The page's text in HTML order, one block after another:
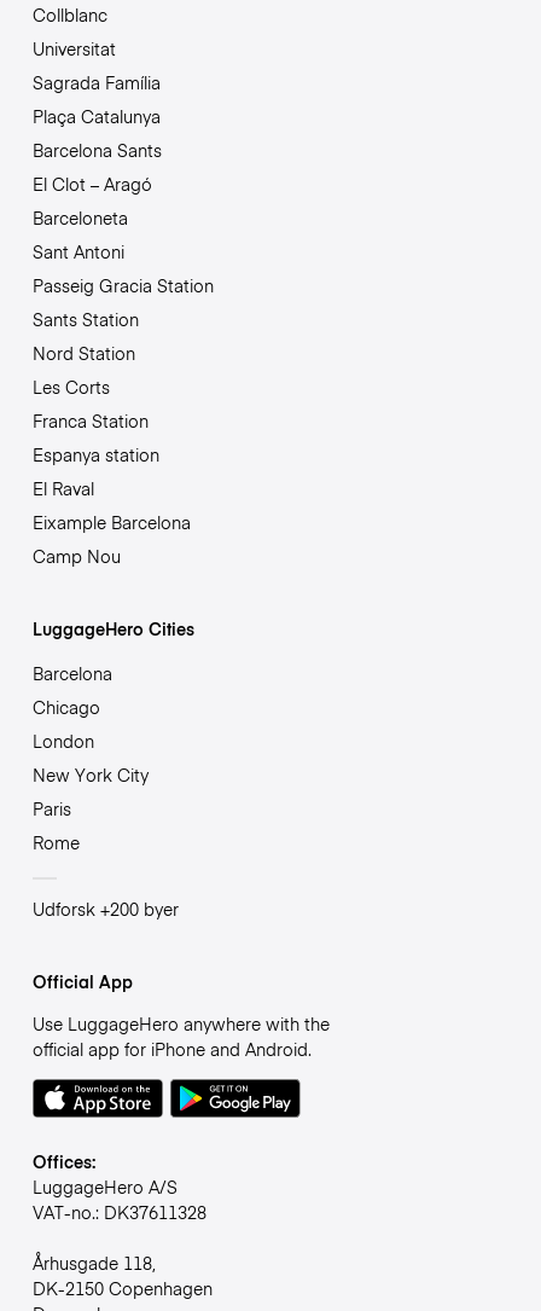
Collblanc
Universitat
Sagrada Família
Plaça Catalunya
Barcelona Sants
El Clot – Aragó
Barceloneta
Sant Antoni
Passeig Gracia Station
Sants Station
Nord Station
Les Corts
Franca Station
Espanya station
El Raval
Eixample Barcelona
Camp Nou
LuggageHero Cities
Barcelona
Chicago
London
New York City
Paris
Rome
Udforsk +200 byer
Official App
Use LuggageHero anywhere with the
official app for iPhone and Android.
Offices:
LuggageHero A/S
VAT-no.: DK37611328
Århusgade 118,
DK-2150 Copenhagen